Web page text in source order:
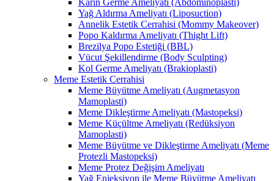
Karın Germe Ameliyatı (Abdominoplasti)
Yağ Aldırma Ameliyatı (Liposuction)
Annelik Estetik Cerrahisi (Mommy Makeover)
Popo Kaldırma Ameliyatı (Thight Lift)
Brezilya Popo Estetiği (BBL)
Vücut Şekillendirme (Body Sculpting)
Kol Germe Ameliyatı (Brakioplasti)
Meme Estetik Cerrahisi
Meme Büyütme Ameliyatı (Augmetasyon
Mamoplasti)
Meme Dikleştirme Ameliyatı (Mastopeksi)
Meme Küçültme Ameliyatı (Redüksiyon
Mamoplasti)
Meme Büyütme ve Dikleştirme Ameliyatı (Meme
Protezli Mastopeksi)
Meme Protez Değişim Ameliyatı
Yağ Enjeksiyon ile Meme Büyütme Ameliyatı